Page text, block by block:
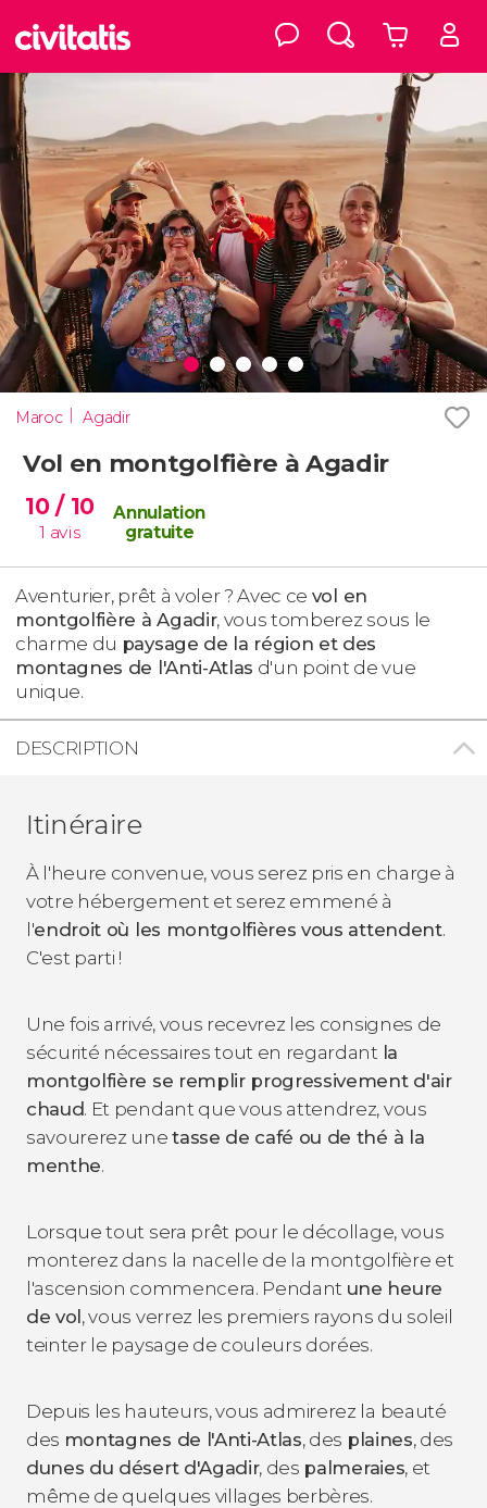
Maroc Agadir
Vol en montgolfière à Agadir
10/ 10
1 avis
Annulation
gratuite
Aventurier, prêt à voler ? Avec ce vol en
montgolfière à Agadir, vous tomberez sous le
charme du paysage de la région et des
montagnes de l'Anti-Atlas d'un point de vue
unique.
DESCRIPTION
Itinéraire
À l'heure convenue, vous serez pris en charge à
votre hébergement et serez emmené à
l'endroit où les montgolfières vous attendent.
C'est parti !
Une fois arrivé, vous recevrez les consignes de
sécurité nécessaires tout en regardant la
montgolfière se remplir progressivement d'air
chaud. Et pendant que vous attendrez, vous
savourerez unetasse de café ou de thé à la
menthe.
Lorsque tout sera prêt pour le décollage, vous
monterez dans la nacelle de la montgolfière et
l'ascension commencera. Pendant une heure
de vol, vous verrez les premiers rayons du soleil
teinter le paysage de couleurs dorées.
Depuis les hauteurs, vous admirerez la beauté
des montagnes de l'Anti-Atlas, des plaines, des
dunes du désert d'Agadir, des palmeraies, et
même de quelques villages berbères.